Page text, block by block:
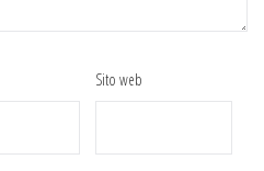
Sito web